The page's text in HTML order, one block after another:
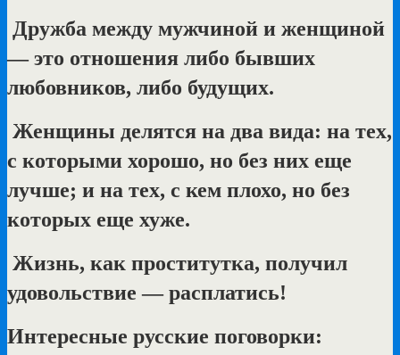
Дружба между мужчиной и женщиной
— это отношения либо бывших
любовников, либо будущих.
Женщины делятся на два вида: на тех,
с которыми хорошо, но без них еще
лучше; и на тех, с кем плохо, но без
которых еще хуже.
Жизнь, как проститутка, получил
удовольствие — расплатись!
Интересные русские поговорки: